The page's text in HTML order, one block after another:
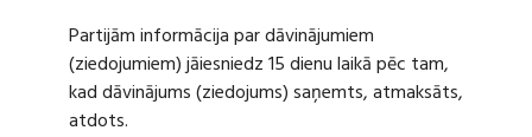
Partijām informācija par dāvinājumiem
(ziedojumiem) jāiesniedz 15 dienu laikā pēc tam,
kad dāvinājums (ziedojums) saņemts, atmaksāts,
atdots.